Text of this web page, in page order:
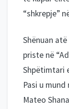
“shkrepje”
Shënuan
priste në
Shpëtimtari
Pasi u
Mateo